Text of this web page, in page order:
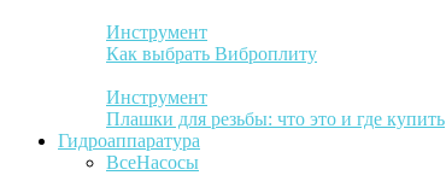
Инструмент
Как выбрать Виброплиту
Инструмент
Плашки для резьбы: что это и где купить
Гидроаппаратура
ВсеНасосы